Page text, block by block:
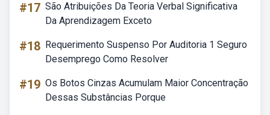
#17 São Atribuições Da Teoria Verbal Significativa
Da Aprendizagem Exceto
#18 Requerimento Suspenso Por Auditoria 1 Seguro
Desemprego Como Resolver
#19 Os Botos Cinzas Acumulam Maior Concentração
Dessas Substâncias Porque